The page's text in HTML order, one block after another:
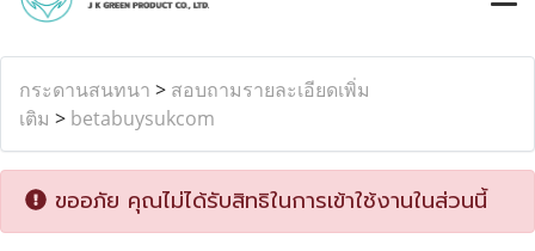
กระดานสนทนา > สอบถามรายละเอียดเพิ่ม
เติม > betabuysukcom
ขออภัย คุณไม่ได้รับสิทธิในการเข้าใช้งานในส่วนนี้